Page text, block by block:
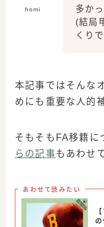
homi
多か
(結局
くり
本記事ではそんな
めにも重要な人的
そもそもFA移籍に
らの記事もあわせ
あわせて読みたい
の